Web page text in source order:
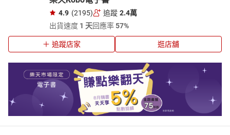
4.9 (2195) 追蹤 2.4萬
出貨速度 1 天回應率57%
追蹤店家 逛店舖